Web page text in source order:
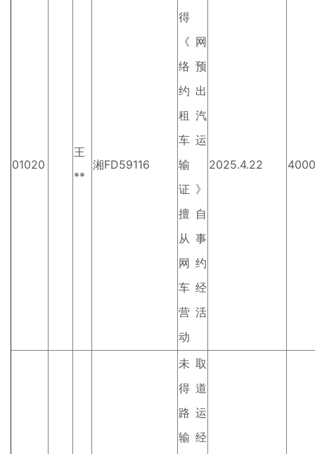
01020
王
**
湘FD59116
得
《网
络预
约出
租汽
车运
输
证》
擅自
从事
网约
车经
营活
动
2025.4.22 4000
未取
得道
路运
输经